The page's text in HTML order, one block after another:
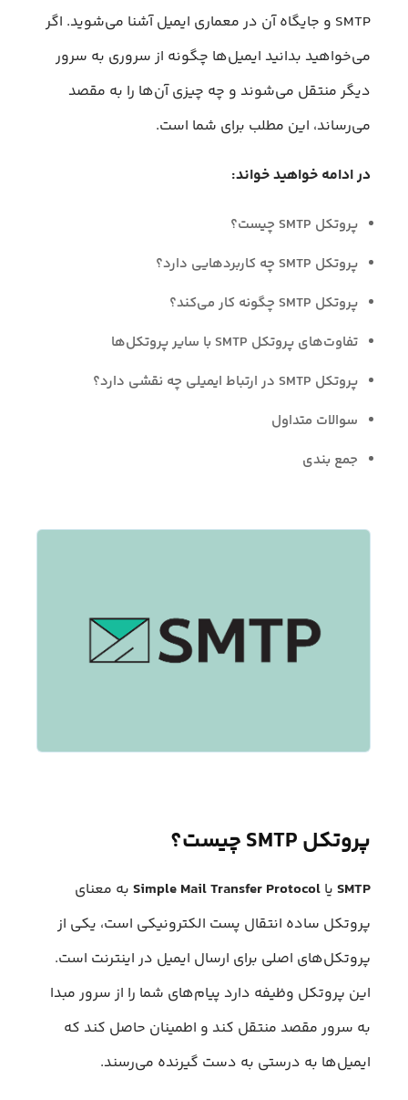
SMTP و جایگاه آن در معماری ایمیل آشنا می‌شوید. اگر
می‌خواهید بدانید ایمیل‌ها چگونه از سروری به سرور
دیگر منتقل می‌شوند و چه چیزی آن‌ها را به مقصد
می‌رساند، این مطلب برای شما است.
در ادامه خواهید خواند:
پروتکل SMTP چیست؟
پروتکل SMTP چه کاربردهایی دارد؟
پروتکل SMTP چگونه کار می‌کند؟
تفاوت‌های پروتکل SMTP با سایر پروتکل‌ها
پروتکل SMTP در ارتباط ایمیلی چه نقشی دارد؟
سوالات متداول
جمع بندی
پروتکل SMTP چیست؟
SMTP یا Simple Mail Transfer Protocol به معنای
پروتکل ساده انتقال پست الکترونیکی است، یکی از
پروتکل‌های اصلی برای ارسال ایمیل در اینترنت است.
این پروتکل وظیفه دارد پیام‌های شما را از سرور مبدا
به سرور مقصد منتقل کند و اطمینان حاصل کند که
ایمیل‌ها به درستی به دست گیرنده می‌رسند.